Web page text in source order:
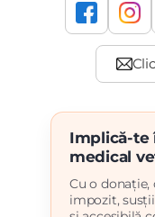
Implică-te
medical
Cu o donație,
impozit,